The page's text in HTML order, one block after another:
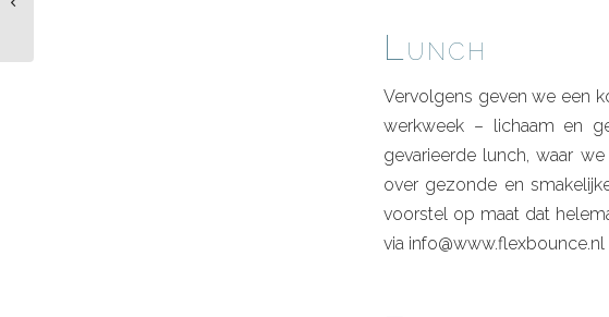
Lunch
Vervolgens geven we een
werkweek – lichaam en
gevarieerde lunch, waar
over gezonde en
voorstel op maat dat
via